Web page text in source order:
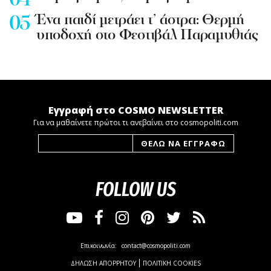
Ένα παιδί μετράει τ’ άστρα: Θερμή
υποδοχή στο Φεστιβάλ Παραμυθιάς
Εγγραφή στο COSMO NEWSLETTER
Για να μαθαίνετε πρώτοι τι ανεβαίνει στο cosmopoliti.com
FOLLOW US
Επικοινωνία: contact@cosmopoliti.com
ΔΗΛΩΣΗ ΑΠΟΡΡΗΤΟΥ ΠΟΛΙΤΙΚΗ COOKIES